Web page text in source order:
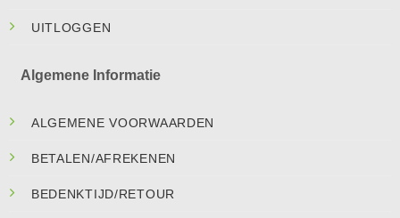
UITLOGGEN
Algemene Informatie
ALGEMENE VOORWAARDEN
BETALEN/AFREKENEN
BEDENKTIJD/RETOUR